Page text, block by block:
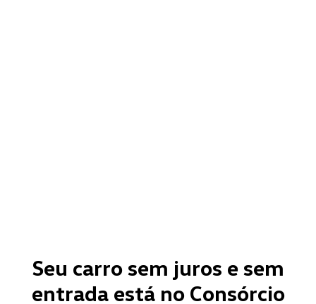
Seu carro sem juros e sem
entrada está no Consórcio